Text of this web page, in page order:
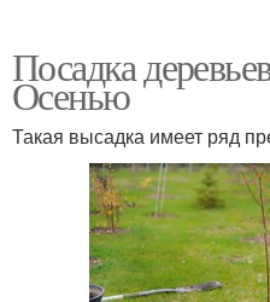
Весенний посадка
Подходящий время
Посадка
Осенью
Такая высадка имеет ряд